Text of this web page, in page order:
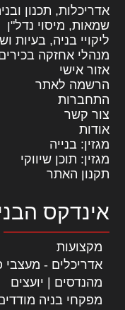
אדריכלות, תכנון
שמאות, מיסוי נדל"ן
ליקויי בניה, בעיות
מנהלי אחזקה
אזור אישי
הרשמה לאתר
התחברות
צור קשר
אודות
מגזין: בנייה
מגזין: תוכן שיווקי
תקנון האתר
אינדקס
מקצועות
אדריכלים - מעצבי
מהנדסים | יועצים
מפקחי בניה